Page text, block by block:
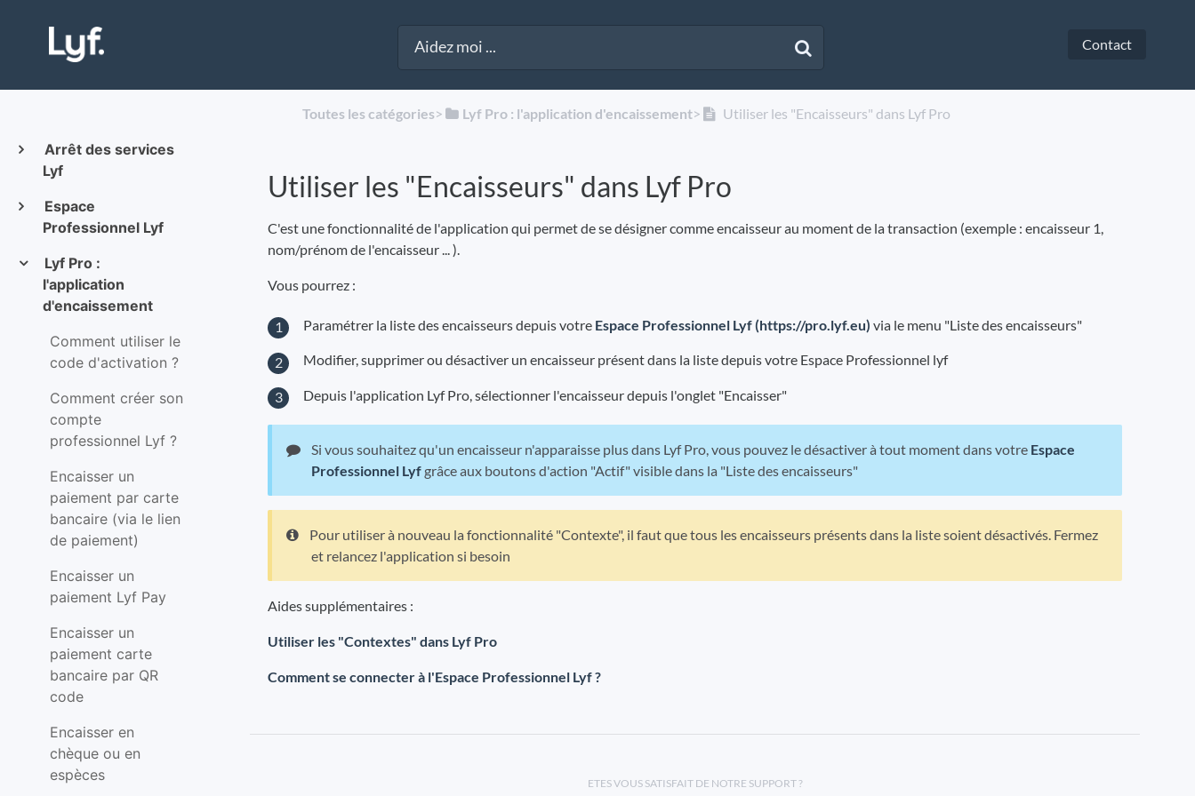
Contact
Arrêt des services
Lyf
Espace
Professionnel Lyf
Lyf Pro :
l'application
d'encaissement
Comment utiliser le
code d'activation ?
Comment créer son
compte
professionnel Lyf ?
Encaisser un
paiement par carte
bancaire (via le lien
de paiement)
Encaisser un
paiement Lyf Pay
Encaisser un
paiement carte
bancaire par QR
code
Encaisser en
chèque ou en
espèces
Toutes les catégories​>​ ​Lyf Pro : l'application d'encaissement​>​ Utiliser les "Encaisseurs" dans Lyf Pro
Utiliser les "Encaisseurs" dans Lyf Pro
C'est une fonctionnalité de l'application qui permet de se désigner comme encaisseur au moment de la transaction (exemple : encaisseur 1,
nom/prénom de l'encaisseur ... ).
Vous pourrez :
Paramétrer la liste des encaisseurs depuis votre Espace Professionnel Lyf (https://pro.lyf.eu) via le menu "Liste des encaisseurs"
Modifier, supprimer ou désactiver un encaisseur présent dans la liste depuis votre Espace Professionnel lyf
Depuis l'application Lyf Pro, sélectionner l'encaisseur depuis l'onglet "Encaisser"
Si vous souhaitez qu'un encaisseur n'apparaisse plus dans Lyf Pro, vous pouvez le désactiver à tout moment dans votre Espace
Professionnel Lyf grâce aux boutons d'action "Actif" visible dans la "Liste des encaisseurs"
Pour utiliser à nouveau la fonctionnalité "Contexte", il faut que tous les encaisseurs présents dans la liste soient désactivés. Fermez
et relancez l'application si besoin
Aides supplémentaires :
Utiliser les "Contextes" dans Lyf Pro
Comment se connecter à l'Espace Professionnel Lyf ?
ETES VOUS SATISFAIT DE NOTRE SUPPORT ?